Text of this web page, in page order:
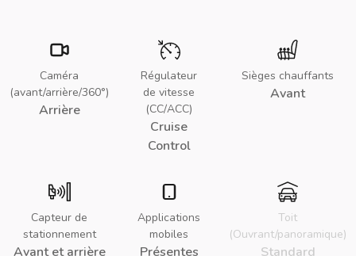
Caméra
(avant/arrière/360°)
Arrière
Régulateur
de vitesse
(CC/ACC)
Cruise
Control
Sièges chauffants
Avant
Capteur de
stationnement
Avant et arrière
Applications
mobiles
Présentes
Toit
(Ouvrant/panoramique)
Standard